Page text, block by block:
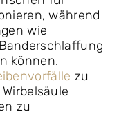
während
wie
können.
zu
zu